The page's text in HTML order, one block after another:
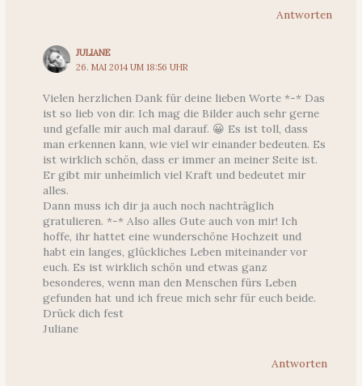
Antworten
JULIANE
26. MAI 2014 UM 18:56 UHR
Vielen herzlichen Dank für deine lieben Worte *-* Das
ist so lieb von dir. Ich mag die Bilder auch sehr gerne
und gefalle mir auch mal darauf. 😀 Es ist toll, dass
man erkennen kann, wie viel wir einander bedeuten. Es
ist wirklich schön, dass er immer an meiner Seite ist.
Er gibt mir unheimlich viel Kraft und bedeutet mir
alles.
Dann muss ich dir ja auch noch nachträglich
gratulieren. *-* Also alles Gute auch von mir! Ich
hoffe, ihr hattet eine wunderschöne Hochzeit und
habt ein langes, glückliches Leben miteinander vor
euch. Es ist wirklich schön und etwas ganz
besonderes, wenn man den Menschen fürs Leben
gefunden hat und ich freue mich sehr für euch beide.
Drück dich fest
Juliane
Antworten